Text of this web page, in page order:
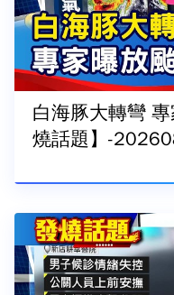
白海豚大轉彎
燒話題】-